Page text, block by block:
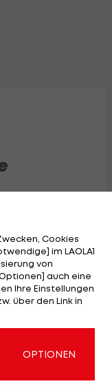
in die
und
Cookies
im LAOLA1
von
auch eine
Ihre Einstellungen
über den Link in
OPTIONEN